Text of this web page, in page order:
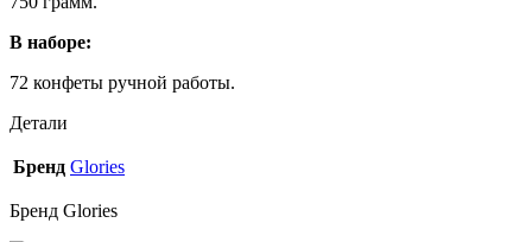
В наборе:
72 конфеты ручной работы.
Детали
Бренд Glories
Бренд Glories